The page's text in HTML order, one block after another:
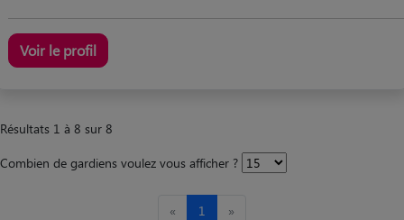
Voir le profil
Résultats 1 à 8 sur 8
Combien de gardiens voulez vous afficher ?
« 1 »